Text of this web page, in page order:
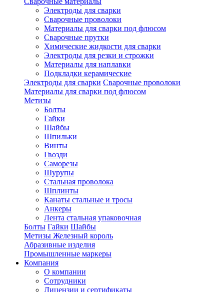
Электроды для сварки
Сварочные проволоки
Материалы для сварки под флюсом
Сварочные прутки
Химические жидкости для сварки
Электроды для резки и строжки
Материалы для наплавки
Подкладки керамические
Электроды для сварки Сварочные проволоки
Материалы для сварки под флюсом
Метизы
Болты
Гайки
Шайбы
Шпильки
Винты
Гвозди
Саморезы
Шурупы
Стальная проволока
Шплинты
Канаты стальные и тросы
Анкеры
Лента стальная упаковочная
Болты Гайки Шайбы
Метизы Железный король
Абразивные изделия
Промышленные маркеры
Компания
О компании
Сотрудники
Лицензии и сертификаты